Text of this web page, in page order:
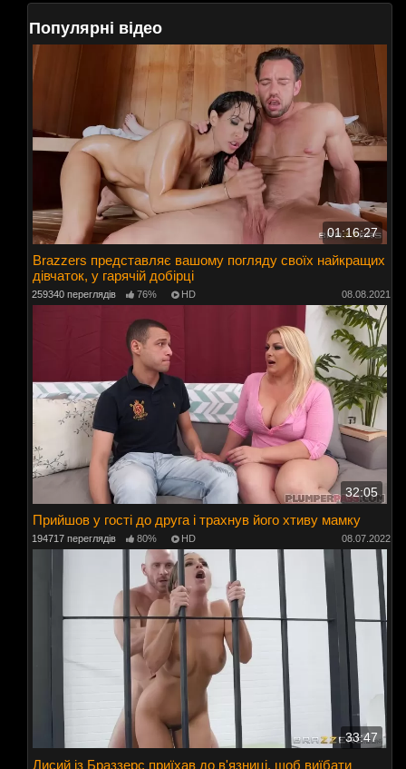
Популярні відео
01:16:27
Brazzers представляє вашому погляду своїх найкращих
дівчаток, у гарячій добірці
259340 переглядів 76% HD 08.08.2021
32:05
Прийшов у гості до друга і трахнув його хтиву мамку
194717 переглядів 80% HD 08.07.2022
33:47
Лисий із Браззерс приїхав до в'язниці, щоб виїбати